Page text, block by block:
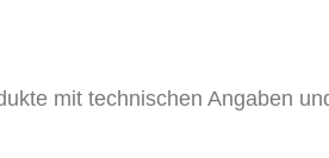
mit technischen Angaben